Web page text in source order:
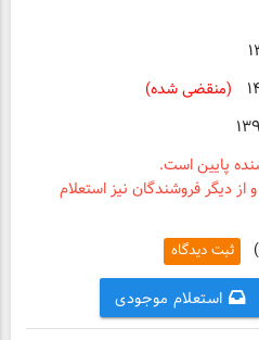
(منقضی شده)
پایین است.
دیگر فروشندگان نیز استعلام
ثبت دیدگاه
استعلام موجودی